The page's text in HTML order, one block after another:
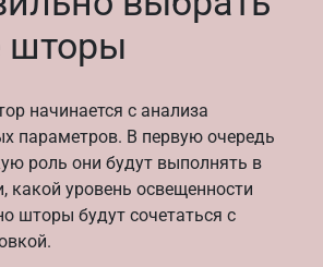
шторы
начинается с анализа
параметров. В первую очередь
роль они будут выполнять в
уровень освещенности
шторы будут сочетаться с